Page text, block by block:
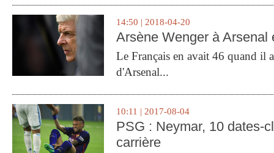
14:50 | 2018-04-20
Arsène Wenger à Arsenal
Le Français en avait 46 quand il
d'Arsenal...
10:11 | 2017-08-04
PSG : Neymar, 10 dates-
carrière